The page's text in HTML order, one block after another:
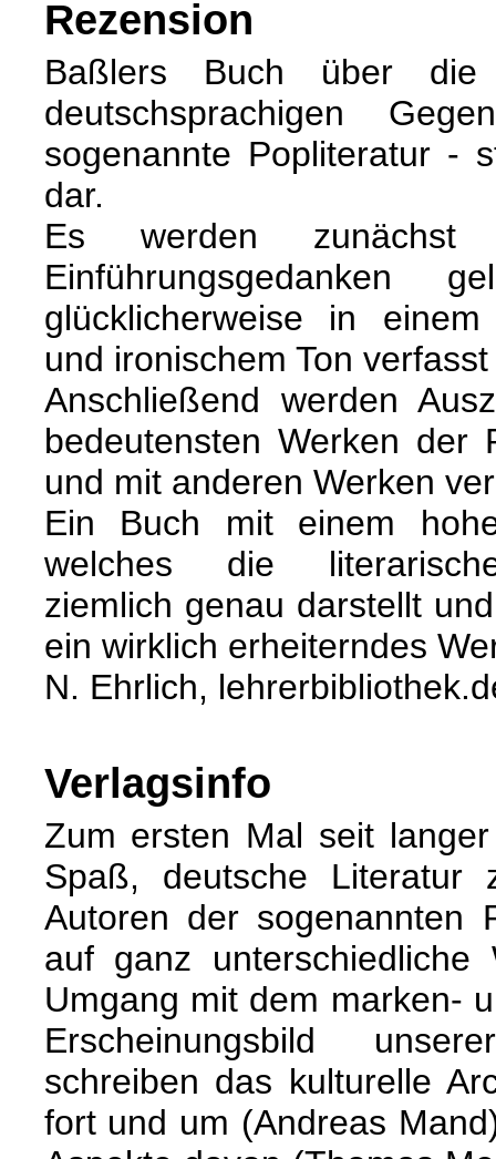
Rezension
Baßlers Buch über
deutschsprachigen
sogenannte Popliteratur -
dar.
Es werden zunächst
Einführungsgedanken
glücklicherweise in
und ironischem Ton
Anschließend werden
bedeutensten Werken der
und mit anderen Werken
Ein Buch mit einem
welches die
ziemlich genau darstellt
ein wirklich erheiterndes
N. Ehrlich,
Verlagsinfo
Zum ersten Mal seit
Spaß, deutsche Literatur
Autoren der sogenannten
auf ganz
Umgang mit dem marken-
Erscheinungsbild
schreiben das kulturelle
fort und um (Andreas